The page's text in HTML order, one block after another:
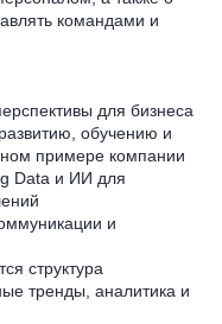
командами и
для бизнеса
обучению и
примере компании
Data и ИИ для
и
структура
тренды, аналитика и